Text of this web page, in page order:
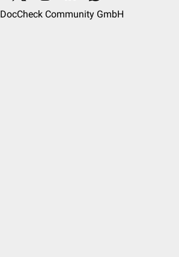
DocCheck Community GmbH